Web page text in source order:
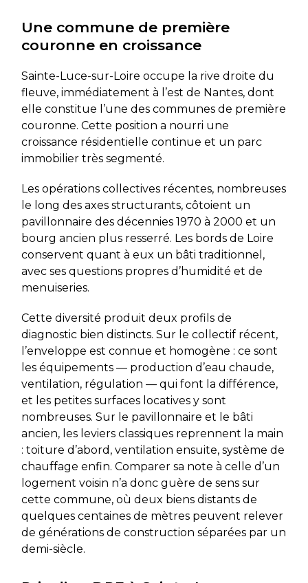
Une commune de première
couronne en croissance
Sainte-Luce-sur-Loire occupe la rive droite du
fleuve, immédiatement à l’est de Nantes, dont
elle constitue l’une des communes de première
couronne. Cette position a nourri une
croissance résidentielle continue et un parc
immobilier très segmenté.
Les opérations collectives récentes, nombreuses
le long des axes structurants, côtoient un
pavillonnaire des décennies 1970 à 2000 et un
bourg ancien plus resserré. Les bords de Loire
conservent quant à eux un bâti traditionnel,
avec ses questions propres d’humidité et de
menuiseries.
Cette diversité produit deux profils de
diagnostic bien distincts. Sur le collectif récent,
l’enveloppe est connue et homogène : ce sont
les équipements — production d’eau chaude,
ventilation, régulation — qui font la différence,
et les petites surfaces locatives y sont
nombreuses. Sur le pavillonnaire et le bâti
ancien, les leviers classiques reprennent la main
: toiture d’abord, ventilation ensuite, système de
chauffage enfin. Comparer sa note à celle d’un
logement voisin n’a donc guère de sens sur
cette commune, où deux biens distants de
quelques centaines de mètres peuvent relever
de générations de construction séparées par un
demi-siècle.